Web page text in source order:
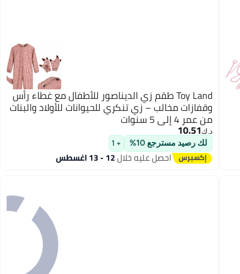
Toy Land طقم زي الديناصور للأطفال مع غطاء رأس
وقفازات مخالب – زي تنكري للحيوانات للأولاد والبنات
من عمر 4 إلى 5 سنوات
د.ك‏10.51
لك رصيد مسترجع 10% + 1
احصل عليه خلال12 - 13 اغسطس